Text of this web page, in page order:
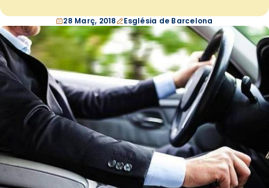
28 Març, 2018 Església de Barcelona